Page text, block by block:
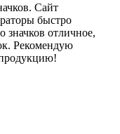
Сайт
быстро
значков отличное,
Рекомендую